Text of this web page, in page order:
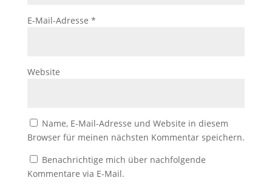
E-Mail-Adresse *
Website
Name, E-Mail-Adresse und Website in diesem
Browser für meinen nächsten Kommentar speichern.
Benachrichtige mich über nachfolgende
Kommentare via E-Mail.